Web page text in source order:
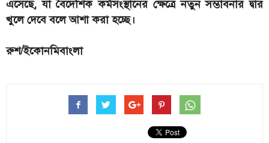
এসেছে, যা বৈদেশিক কর্মসংস্থানের ক্ষেত্রে নতুন সম্ভাবনার দ্বার
খুলে দেবে বলে আশা করা হচ্ছে।
রুশ/ইকোনমিবাংলা